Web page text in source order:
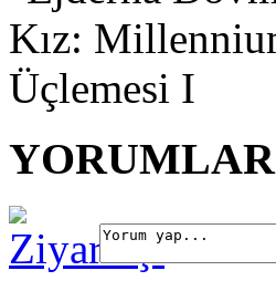
YORUMLAR